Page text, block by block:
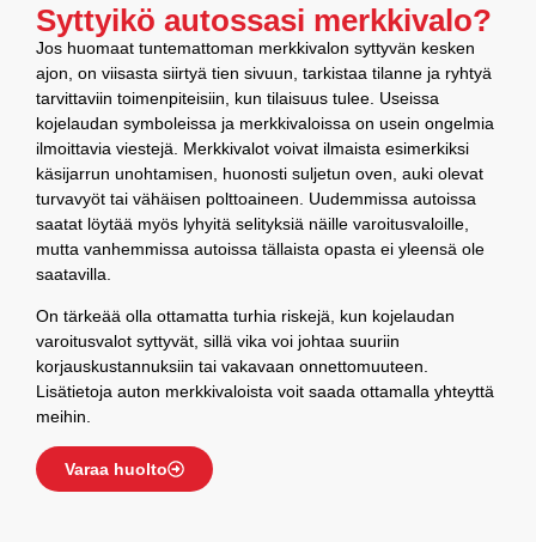
Syttyikö autossasi merkkivalo?
Jos huomaat tuntemattoman merkkivalon syttyvän kesken
ajon, on viisasta siirtyä tien sivuun, tarkistaa tilanne ja ryhtyä
tarvittaviin toimenpiteisiin, kun tilaisuus tulee. Useissa
kojelaudan symboleissa ja merkkivaloissa on usein ongelmia
ilmoittavia viestejä. Merkkivalot voivat ilmaista esimerkiksi
käsijarrun unohtamisen, huonosti suljetun oven, auki olevat
turvavyöt tai vähäisen polttoaineen. Uudemmissa autoissa
saatat löytää myös lyhyitä selityksiä näille varoitusvaloille,
mutta vanhemmissa autoissa tällaista opasta ei yleensä ole
saatavilla.
On tärkeää olla ottamatta turhia riskejä, kun kojelaudan
varoitusvalot syttyvät, sillä vika voi johtaa suuriin
korjauskustannuksiin tai vakavaan onnettomuuteen.
Lisätietoja auton merkkivaloista voit saada ottamalla yhteyttä
meihin.
Varaa huolto